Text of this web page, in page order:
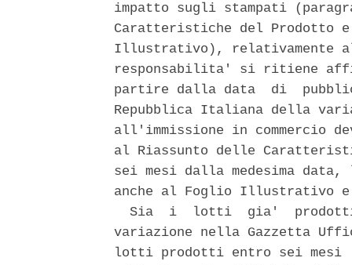
impatto sugli stampati
Caratteristiche del Prodotto
Illustrativo), relativamente
responsabilita' si ritiene
partire dalla data  di
Repubblica Italiana della
all'immissione in commercio
al Riassunto delle
sei mesi dalla medesima
anche al Foglio Illustrativo
Sia  i  lotti  gia'
variazione nella Gazzetta
lotti prodotti entro sei mesi